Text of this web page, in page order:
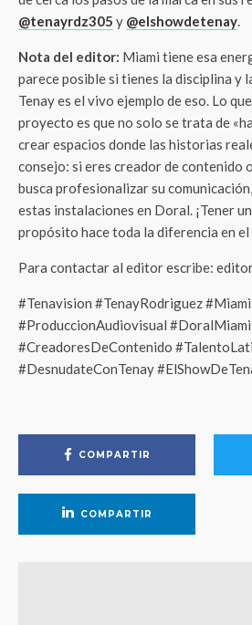
@tenayrdz305 y @elshowdetenay.
Nota del editor: Miami tiene esa
parece posible si tienes la disciplina y
Tenay es el vivo ejemplo de eso. Lo
proyecto es que no solo se trata de
crear espacios donde las historias
consejo: si eres creador de contenido
busca profesionalizar su
estas instalaciones en Doral. ¡Tener
propósito hace toda la diferencia en
Para contactar al editor escribe:
#Tenavision #TenayRodriguez
#ProduccionAudiovisual #DoralMiami
#CreadoresDeContenido
#DesnudateConTenay
COMPARTIR
COMPARTIR